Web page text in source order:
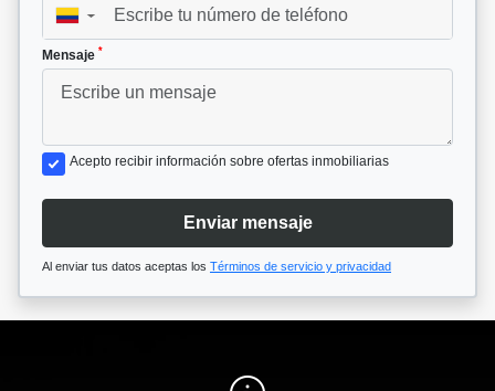
▼
Mensaje *
Acepto recibir información sobre ofertas inmobiliarias
Enviar mensaje
Al enviar tus datos aceptas los Términos de servicio y privacidad